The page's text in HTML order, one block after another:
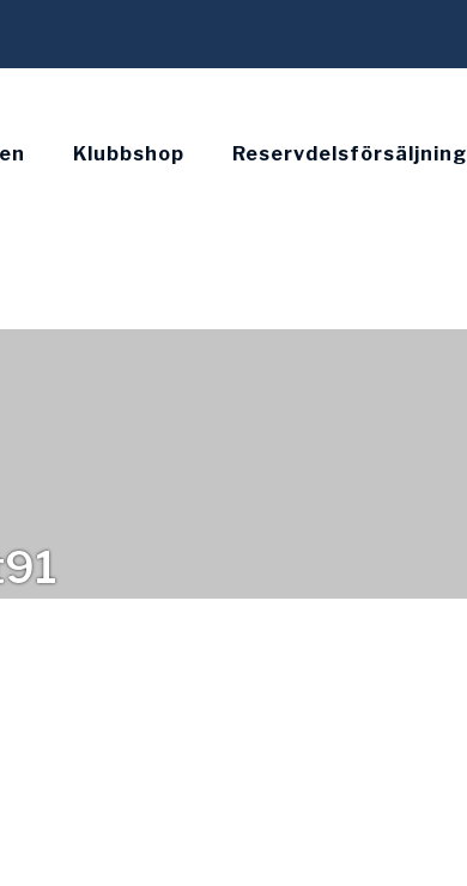
Klubbshop Reservdelsförsäljning